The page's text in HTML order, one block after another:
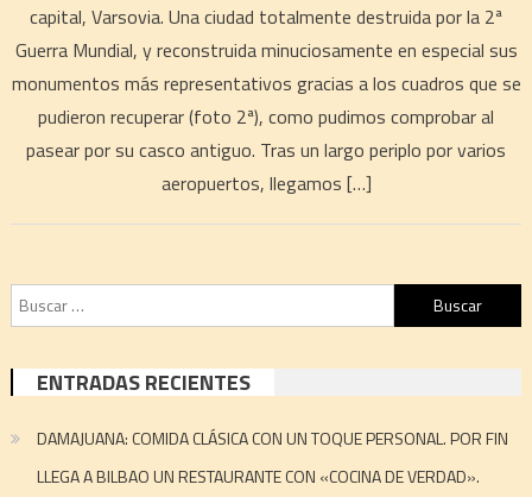
capital, Varsovia. Una ciudad totalmente destruida por la 2ª
Guerra Mundial, y reconstruida minuciosamente en especial sus
monumentos más representativos gracias a los cuadros que se
pudieron recuperar (foto 2ª), como pudimos comprobar al
pasear por su casco antiguo. Tras un largo periplo por varios
aeropuertos, llegamos […]
Buscar:
ENTRADAS RECIENTES
DAMAJUANA: COMIDA CLÁSICA CON UN TOQUE PERSONAL. POR FIN
LLEGA A BILBAO UN RESTAURANTE CON «COCINA DE VERDAD».